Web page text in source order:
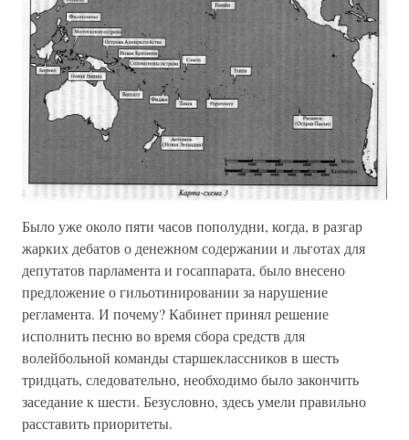
Было уже около пяти часов пополудни, когда, в разгар
жарких дебатов о денежном содержании и льготах для
депутатов парламента и госаппарата, было внесено
предложение о гильотинировании за нарушение
регламента. И почему? Кабинет принял решение
исполнить песню во время сбора средств для
волейбольной команды старшеклассников в шесть
тридцать, следовательно, необходимо было закончить
заседание к шести. Безусловно, здесь умели правильно
расставить приоритеты.